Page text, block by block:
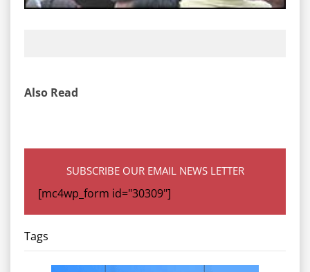
Also Read
SUBSCRIBE OUR EMAIL NEWS LETTER
[mc4wp_form id="30309"]
Tags